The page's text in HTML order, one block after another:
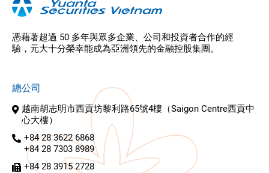
憑藉著超過 50 多年與眾多企業、公司和投資者合作的經
驗，元大十分榮幸能成為亞洲領先的金融控股集團。
總公司
越南胡志明市西貢坊黎利路65號4樓（Saigon Centre西貢中
心大樓）
+84 28 3622 6868
+84 28 7303 8989
+84 28 3915 2728